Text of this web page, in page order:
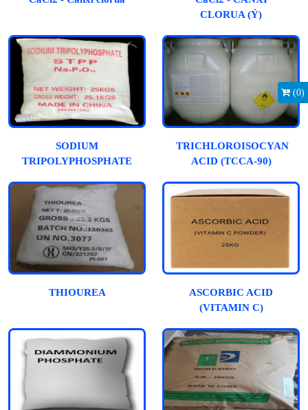
(0)
CLORUA (Ý)
SODIUM
TRIPOLYPHOSPHATE
ACID (TCCA-90)
THIOUREA
ASCORBIC ACID
(VITAMIN C)